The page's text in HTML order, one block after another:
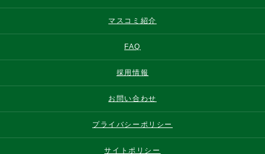
マスコミ紹介
FAQ
採用情報
お問い合わせ
プライバシーポリシー
サイトポリシー